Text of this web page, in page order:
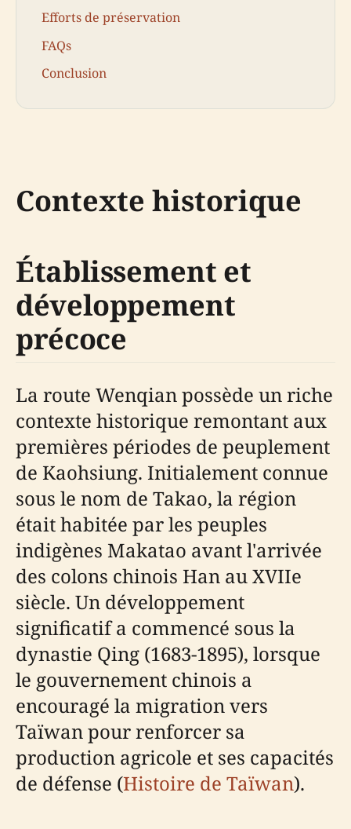
Efforts de préservation
FAQs
Conclusion
Contexte historique
Établissement et
développement
précoce
La route Wenqian possède un riche
contexte historique remontant aux
premières périodes de peuplement
de Kaohsiung. Initialement connue
sous le nom de Takao, la région
était habitée par les peuples
indigènes Makatao avant l'arrivée
des colons chinois Han au XVIIe
siècle. Un développement
significatif a commencé sous la
dynastie Qing (1683-1895), lorsque
le gouvernement chinois a
encouragé la migration vers
Taïwan pour renforcer sa
production agricole et ses capacités
de défense (Histoire de Taïwan).